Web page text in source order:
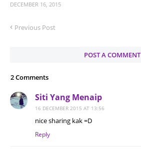
DECEMBER 16, 2015
Previous Post
POST A COMMENT
2 Comments
Siti Yang Menaip
16 DECEMBER 2015 AT 13:56
nice sharing kak =D
Reply